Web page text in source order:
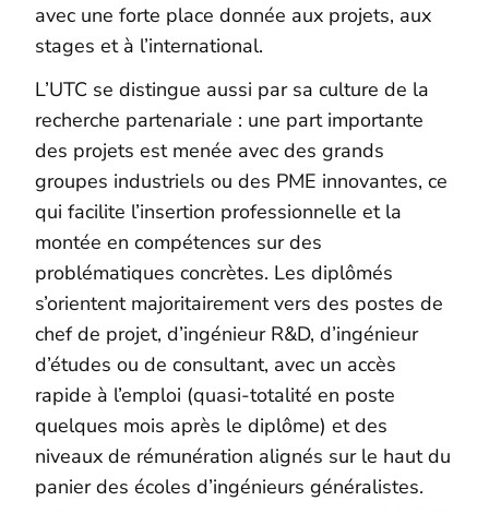
avec une forte place donnée aux projets, aux
stages et à l’international.
L’UTC se distingue aussi par sa culture de la
recherche partenariale : une part importante
des projets est menée avec des grands
groupes industriels ou des PME innovantes, ce
qui facilite l’insertion professionnelle et la
montée en compétences sur des
problématiques concrètes. Les diplômés
s’orientent majoritairement vers des postes de
chef de projet, d’ingénieur R&D, d’ingénieur
d’études ou de consultant, avec un accès
rapide à l’emploi (quasi‑totalité en poste
quelques mois après le diplôme) et des
niveaux de rémunération alignés sur le haut du
panier des écoles d’ingénieurs généralistes.